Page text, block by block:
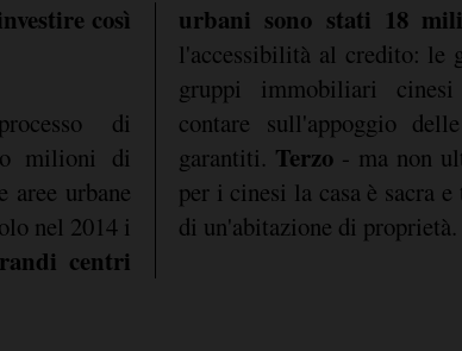
così
di
milioni di
urbane
nel 2014 i
centri
urbani sono stati 18
l'accessibilità al credito: le
gruppi immobiliari
contare sull'appoggio
garantiti. Terzo - ma non
per i cinesi la casa è sacra
di un'abitazione di proprietà.